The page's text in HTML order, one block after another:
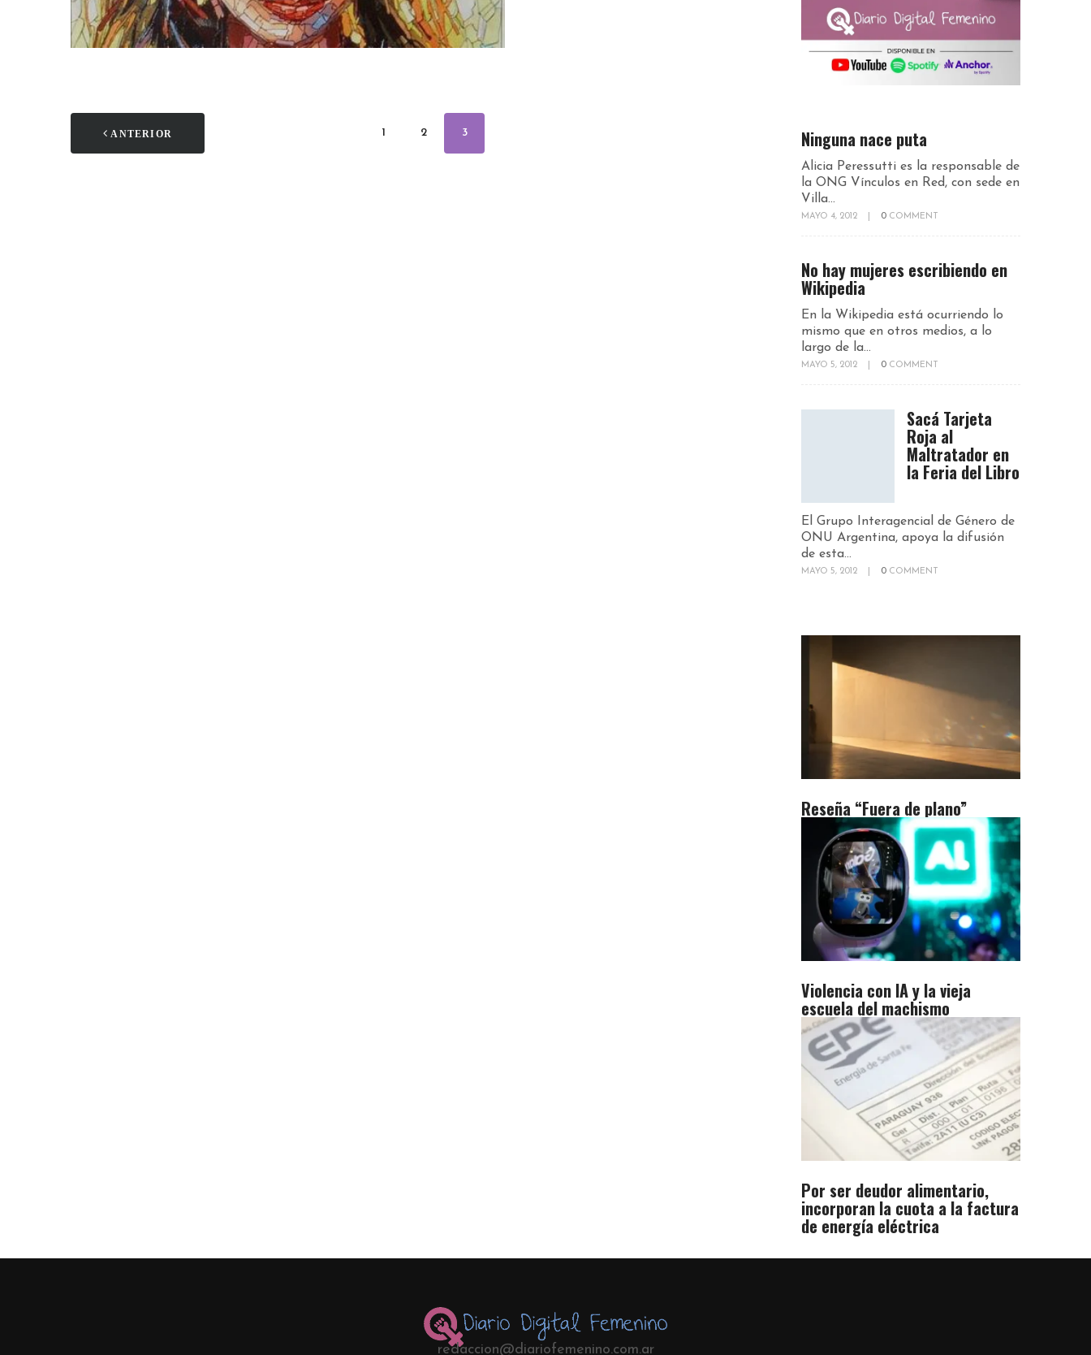
ANTERIOR 1 2 3 Ninguna nace puta
Alicia Peressutti es la responsable de
la ONG Vínculos en Red, con sede en
Villa...
MAYO 4, 2012 0 COMMENT
No hay mujeres escribiendo en
Wikipedia
En la Wikipedia está ocurriendo lo
mismo que en otros medios, a lo
largo de la...
MAYO 5, 2012 0 COMMENT
Sacá Tarjeta
Roja al
Maltratador en
la Feria del Libro
El Grupo Interagencial de Género de
ONU Argentina, apoya la difusión
de esta...
MAYO 5, 2012 0 COMMENT
Reseña “Fuera de plano”
Violencia con IA y la vieja
escuela del machismo
Por ser deudor alimentario,
incorporan la cuota a la factura
de energía eléctrica
redaccion@diariofemenino.com.ar